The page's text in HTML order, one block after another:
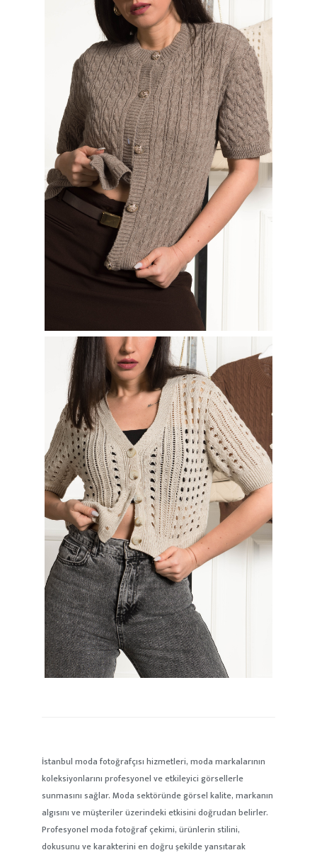
İstanbul moda fotoğrafçısı hizmetleri, moda markalarının
koleksiyonlarını profesyonel ve etkileyici görsellerle
sunmasını sağlar. Moda sektöründe görsel kalite, markanın
algısını ve müşteriler üzerindeki etkisini doğrudan belirler.
Profesyonel moda fotoğraf çekimi, ürünlerin stilini,
dokusunu ve karakterini en doğru şekilde yansıtarak